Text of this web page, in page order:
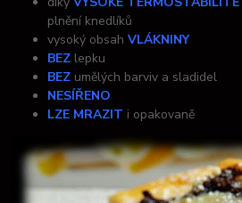
plnění knedlíků
vysoký obsahVLÁKNINY
BEZ lepku
BEZ umělých barviv a sladidel
NESÍŘENO
LZE MRAZIT i opakovaně